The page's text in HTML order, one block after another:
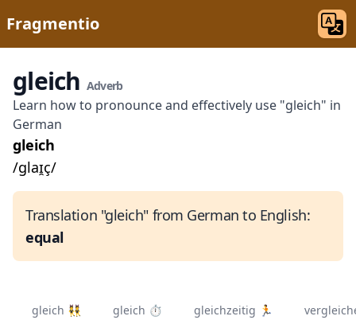
Fragmentio
gleich Adverb
Learn how to pronounce and effectively use "gleich" in
German
gleich
/glaɪ̯ç/
Translation "gleich" from German to English:
equal
gleich 👯‍ gleich ⏱️ gleichzeitig 🏃‍